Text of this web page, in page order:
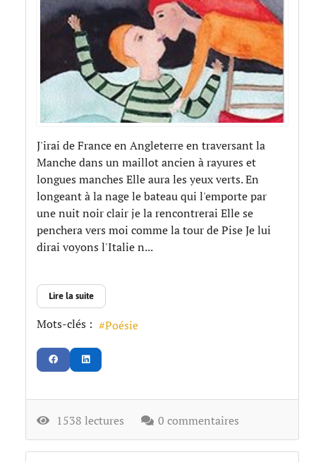
J'irai de France en Angleterre en traversant la
Manche dans un maillot ancien à rayures et
longues manches Elle aura les yeux verts. En
longeant à la nage le bateau qui l'emporte par
une nuit noir clair je la rencontrerai Elle se
penchera vers moi comme la tour de Pise Je lui
dirai voyons l'Italie n...
Lire la suite
Mots-clés : Poésie
1538 lectures 0 commentaires